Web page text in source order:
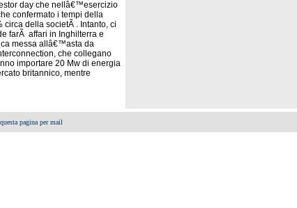
day che nellâ€™esercizio
confermato i tempi della
della societÃ . Intanto, ci
farÃ affari in Inghilterra e
messa allâ€™asta da
che collegano
importare 20 Mw di energia
britannico, mentre
pagina per mail